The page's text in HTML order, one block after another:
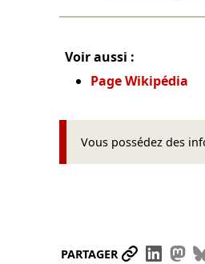
Voir aussi :
Page Wikipédia
Vous possédez des
PARTAGER Partager